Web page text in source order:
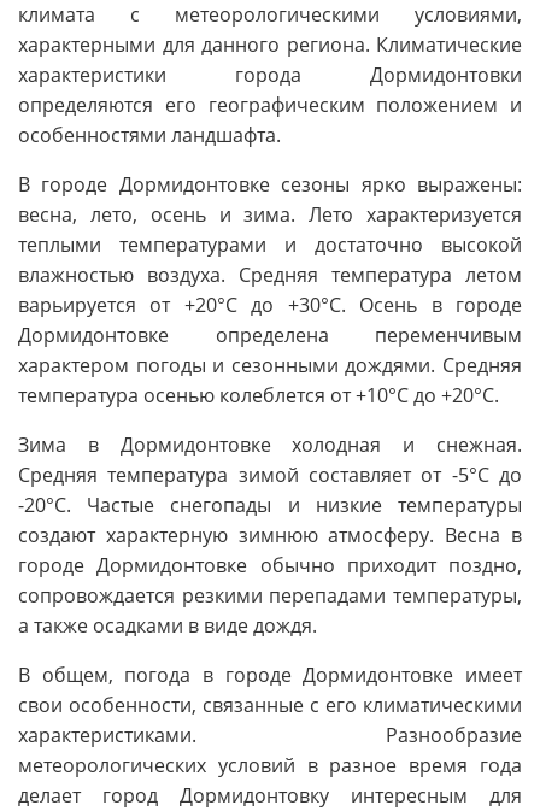
климата с метеорологическими условиями,
характерными для данного региона. Климатические
характеристики города Дормидонтовки
определяются его географическим положением и
особенностями ландшафта.
В городе Дормидонтовке сезоны ярко выражены:
весна, лето, осень и зима. Лето характеризуется
теплыми температурами и достаточно высокой
влажностью воздуха. Средняя температура летом
варьируется от +20°C до +30°C. Осень в городе
Дормидонтовке определена переменчивым
характером погоды и сезонными дождями. Средняя
температура осенью колеблется от +10°C до +20°C.
Зима в Дормидонтовке холодная и снежная.
Средняя температура зимой составляет от -5°C до
-20°C. Частые снегопады и низкие температуры
создают характерную зимнюю атмосферу. Весна в
городе Дормидонтовке обычно приходит поздно,
сопровождается резкими перепадами температуры,
а также осадками в виде дождя.
В общем, погода в городе Дормидонтовке имеет
свои особенности, связанные с его климатическими
характеристиками. Разнообразие
метеорологических условий в разное время года
делает город Дормидонтовку интересным для